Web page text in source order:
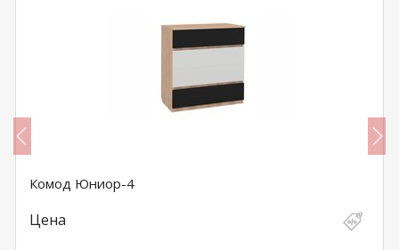
Комод Юниор-4
Цена